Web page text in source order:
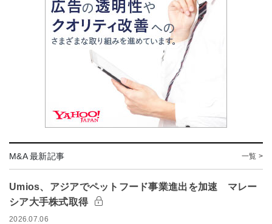
M&A 最新記事 一覧 >
Umios、アジアでペットフード事業進出を加速 マレー
シア大手株式取得
2026.07.06